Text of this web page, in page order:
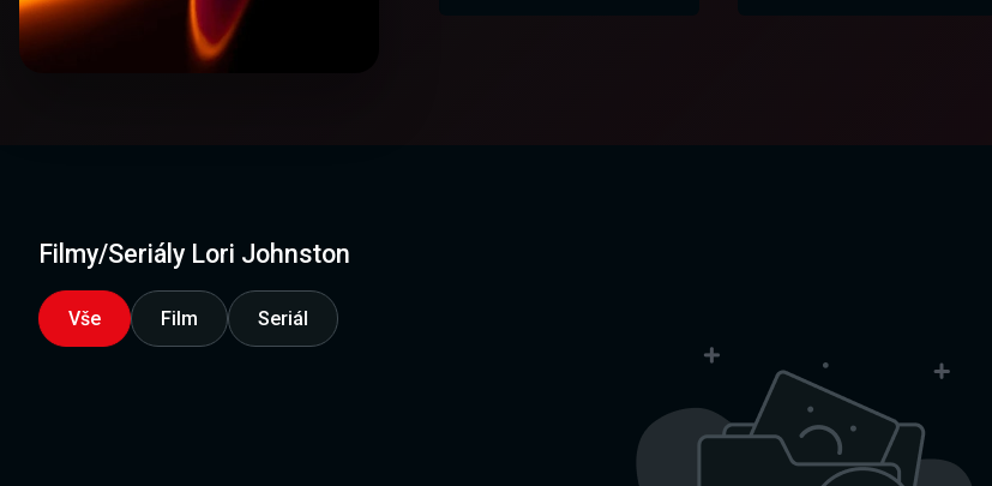
Filmy/Seriály Lori Johnston
Vše Film Seriál